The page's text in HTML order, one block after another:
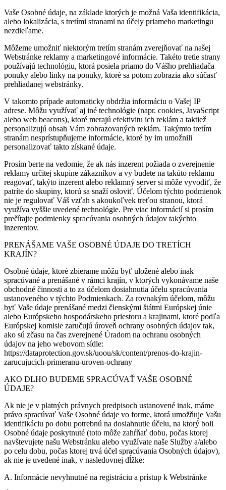
Vaše Osobné údaje, na základe ktorých je možná Vaša identifikácia,
alebo lokalizácia, s tretími stranami na účely priameho marketingu
nezdieľame.
Môžeme umožniť niektorým tretím stranám zverejňovať na našej
Webstránke reklamy a marketingové informácie. Takéto tretie strany
používajú technológiu, ktorá posiela priamo do Vášho prehliadača
ponuky alebo linky na ponuky, ktoré sa potom zobrazia ako súčasť
prehliadanej webstránky.
V takomto prípade automaticky obdržia informáciu o Vašej IP
adrese. Môžu využívať aj iné technológie (napr. cookies, JavaScript
alebo web beacons), ktoré merajú efektivitu ich reklám a taktiež
personalizujú obsah Vám zobrazovaných reklám. Takýmto tretím
stranám nesprístupňujeme informácie, ktoré by im umožnili
personalizovať takto získané údaje.
Prosím berte na vedomie, že ak nás inzerent požiada o zverejnenie
reklamy určitej skupine zákazníkov a vy budete na takúto reklamu
reagovať, takýto inzerent alebo reklamný server si môže vyvodiť, že
patríte do skupiny, ktorú sa snaží osloviť. Účelom týchto podmienok
nie je regulovať Váš vzťah s akoukoľvek treťou stranou, ktorá
využíva vyššie uvedené technológie. Pre viac informácií si prosím
prečítajte podmienky spracúvania osobných údajov takýchto
inzerentov.
PRENÁŠAME VAŠE OSOBNÉ ÚDAJE DO TRETÍCH
KRAJÍN?
Osobné údaje, ktoré zbierame môžu byť uložené alebo inak
spracúvané a prenášané v rámci krajín, v ktorých vykonávame naše
obchodné činnosti a to za účelom dosiahnutia účelu spracúvania
ustanoveného v týchto Podmienkach. Za rovnakým účelom, môžu
byť Vaše údaje prenášané medzi členskými štátmi Európskej únie
alebo Európskeho hospodárskeho priestoru a krajinami, ktoré podľa
Európskej komisie zaručujú úroveň ochrany osobných údajov tak,
ako sú zčasu na čas zverejnené Úradom na ochranu osobných
údajov na jeho webovom sídle:
https://dataprotection.gov.sk/uoou/sk/content/prenos-do-krajin-
zarucujucich-primeranu-uroven-ochrany
AKO DLHO BUDEME SPRACÚVAŤ VAŠE OSOBNÉ
ÚDAJE?
Ak nie je v platných právnych predpisoch ustanovené inak, máme
právo spracúvať Vaše Osobné údaje vo forme, ktorá umožňuje Vašu
identifikáciu po dobu potrebnú na dosiahnutie účelu, na ktorý boli
Osobné údaje poskytnuté (toto môže zahŕňať dobu, počas ktorej
navštevujete našu Webstránku alebo využívate naše Služby a/alebo
po celu dobu, počas ktorej trvá účel spracúvania Osobných údajov),
ak nie je uvedené inak, v nasledovnej dĺžke:
A. Informácie nevyhnutné na registráciu a prístup k Webstránke